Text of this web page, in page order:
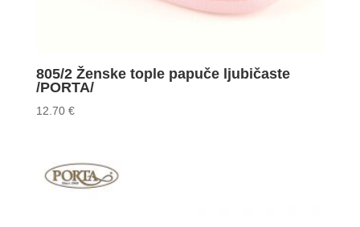
805/2 Ženske tople papuče ljubičaste
/PORTA/
12.70 €